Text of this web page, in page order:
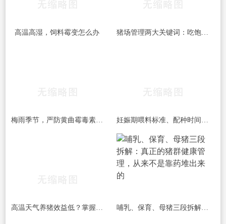
高温高湿，饲料霉变怎么办 猪场管理两大关键词：吃饱和干燥，做到位了效益差不少
梅雨季节，严防黄曲霉毒素的危害！！！
哺乳、保育、母猪三段拆解：真正的猪群健康管理，从来不是靠药堆出来的